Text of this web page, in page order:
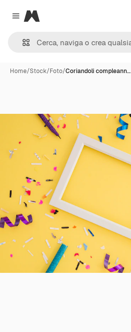
Close menu
Magnific
Home/Stock/Foto/Coriandoli compleann…